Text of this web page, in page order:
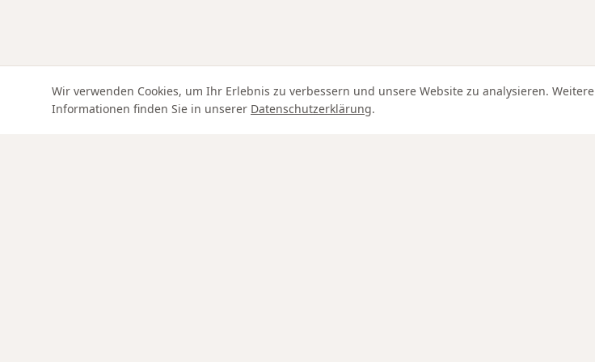
Wir verwenden Cookies, um Ihr Erlebnis zu verbessern und unsere Website zu analysieren. Weitere
Informationen finden Sie in unserer Datenschutzerklärung.